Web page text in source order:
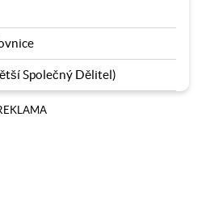
Společný Dělitel)